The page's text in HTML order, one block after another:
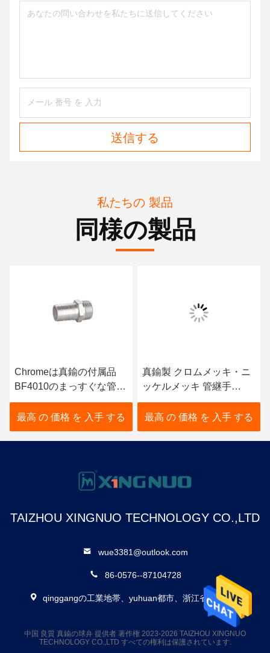
送信する
私たちの 製品
同様の製品
Chromeは真鍮の付属品
BF4010のまっすぐな管付
属品のJacketedタイプを
めっきした
最高 の 価格 を 入手 する
真鍮製 クロムメッキ・ニ
ッケルメッキ 管継手
BF4025 ジャケットタイ
プ
最高 の 価格 を 入手 する
TAIZHOU XINGNUO TECHNOLOGY CO.,LTD
wue3381@outlook.com
86-0576--87104728
qinggangの工業地帯、yuhuan都市、浙江省、陶磁器
中国 良質 真鍮の球弁 提供者 著作権 2023-2026 TAIZHOU XINGNUO
TECHNOLOGY CO.,LTD すべての権利は保護されています.